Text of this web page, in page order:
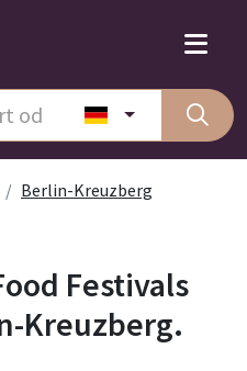
Berlin-Kreuzberg
Festivals
Kreuzberg.